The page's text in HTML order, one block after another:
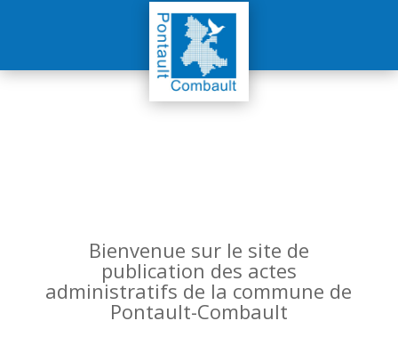
Bienvenue sur le site de
publication des actes
administratifs de la commune de
Pontault-Combault